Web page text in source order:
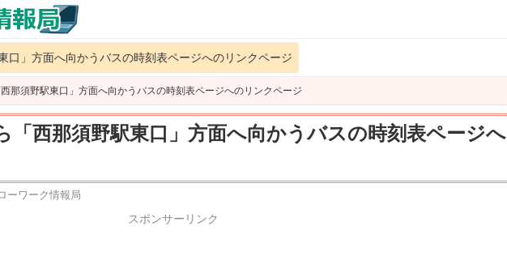
口」方面へ向かうバスの時刻表ページへのリンクページ
西那須野駅東口」方面へ向かうバスの時刻表ページへのリンクページ
「西那須野駅東口」方面へ向かうバスの時刻表ページへ
ーワーク情報局
スポンサーリンク